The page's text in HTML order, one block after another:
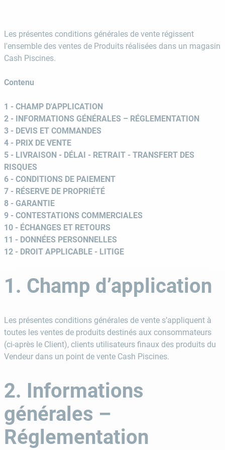
Les présentes conditions générales de vente régissent
l'ensemble des ventes de Produits réalisées dans un magasin
Cash Piscines.
Contenu
1 - CHAMP D'APPLICATION
2 - INFORMATIONS GÉNÉRALES – RÉGLEMENTATION
3 - DEVIS ET COMMANDES
4 - PRIX DE VENTE
5 - LIVRAISON - DÉLAI - RETRAIT - TRANSFERT DES
RISQUES
6 - CONDITIONS DE PAIEMENT
7 - RÉSERVE DE PROPRIÉTÉ
8 - GARANTIE
9 - CONTESTATIONS COMMERCIALES
10 - ÉCHANGES ET RETOURS
11 - DONNÉES PERSONNELLES
12 - DROIT APPLICABLE - LITIGE
1. Champ d’application
Les présentes conditions générales de vente s’appliquent à
toutes les ventes de produits destinés aux consommateurs
(ci-après le Client), clients utilisateurs finaux des produits du
Vendeur dans un point de vente Cash Piscines.
2. Informations
générales –
Réglementation
10. chlore choc